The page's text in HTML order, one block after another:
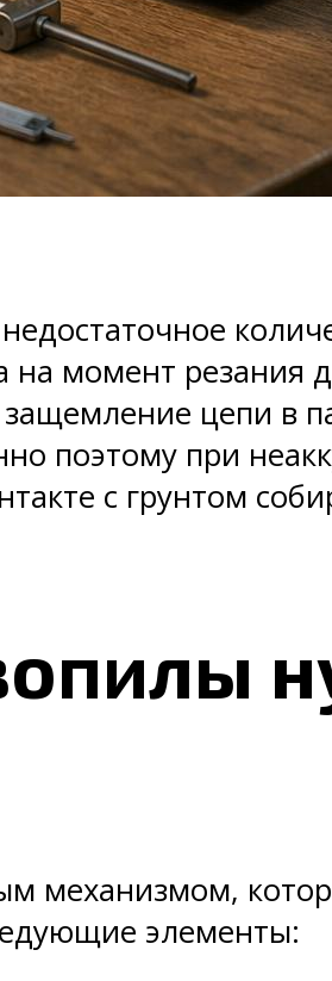
на момент резания
цепи в
поэтому при
с грунтом
механизмом,
элементы: